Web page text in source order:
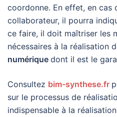
coordonne. En effet, en cas
collaborateur, il pourra
ce faire, il doit maîtriser les
nécessaires à la réalisation
numérique dont il est le
Consultez bim-synthese.fr
sur le processus de
indispensable à la